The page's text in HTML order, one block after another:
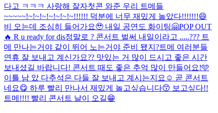
다고 ㅋㅋㅋ 사랑해 잘자첫콘 와준 우리 트메들
~~~~~!~!~!~!~!~!~!~!!!!!! 덕분에 너무 재밌게 놀았다!!!!!!!😄
비 오는데 조심히 들어가요🥹 내일 공연도 화이팅🤗POP OUT
🔥 R u ready for dis정말로 ? 콘서트 벌써 내일이라고 .....??? 트
메 만나는거야 같이 뛰어 노는거야 준비 됐지?트메 여러분들
연휴 잘 보내고 계신가요?? 맛있는 거 많이 드시고 좋은 시간
보내셨길 바랍니다! 콘서트 때도 좋은 추억 많이 만들어요!🩵
이틀 남 았 다추석은 다들 잘 보내고 계시는지요☺️ 곧 콘서트
네요😋 하루 빨리 만나서 재밌게 놀고싶습니다😙 보고싶다!!
트메!!!! 빨리 콘서트 날이 오길😁